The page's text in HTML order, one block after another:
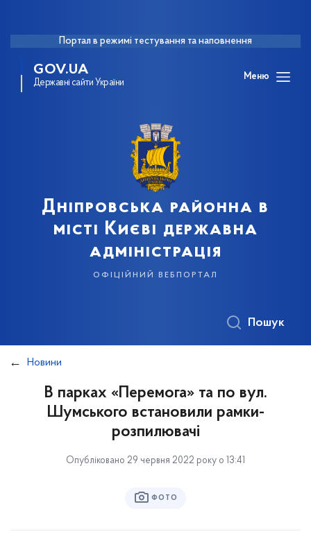
Портал в режимі тестування та наповнення
GOV.UA
Державні сайти України
Меню
Дніпровська районна в
місті Києві державна
адміністрація
офіційний вебпортал
Пошук
Новини
В парках «Перемога» та по вул.
Шумського встановили рамки-
розпилювачі
Опубліковано 29 червня 2022 року о 13:41
ФОТО